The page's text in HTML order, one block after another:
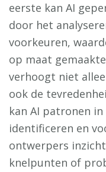
eerste kan AI
door het
voorkeuren,
op maat
verhoogt niet
ook de
kan AI patronen
identificeren en
ontwerpers
knelpunten of